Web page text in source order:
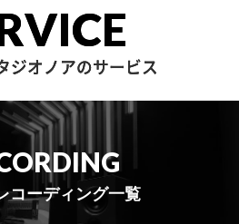
ジオノアのサービス
コーディング一覧